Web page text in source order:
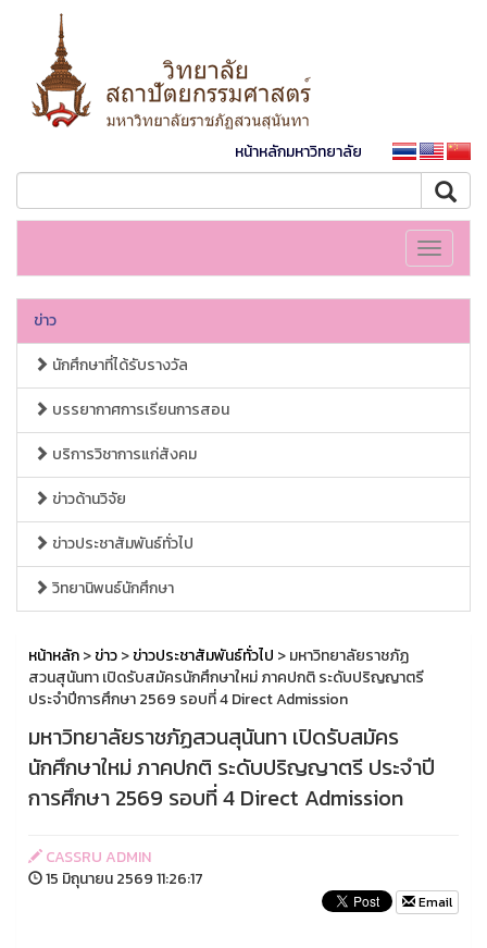
หน้าหลักมหาวิทยาลัย
Toggle
ข่าว
นักศึกษาที่ได้รับรางวัล
บรรยากาศการเรียนการสอน
บริการวิชาการแก่สังคม
ข่าวด้านวิจัย
ข่าวประชาสัมพันธ์ทั่วไป
วิทยานิพนธ์นักศึกษา
หน้าหลัก>ข่าว>ข่าวประชาสัมพันธ์ทั่วไป > มหาวิทยาลัยราชภัฏ
สวนสุนันทา เปิดรับสมัครนักศึกษาใหม่ ภาคปกติ ระดับปริญญาตรี
ประจำปีการศึกษา 2569 รอบที่ 4 Direct Admission
มหาวิทยาลัยราชภัฏสวนสุนันทา เปิดรับสมัคร
นักศึกษาใหม่ ภาคปกติ ระดับปริญญาตรี ประจำปี
การศึกษา 2569 รอบที่ 4 Direct Admission
CASSRU ADMIN
15 มิถุนายน 2569 11:26:17
Email